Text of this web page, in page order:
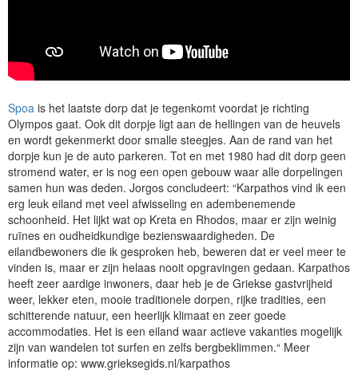
Spoa is het laatste dorp dat je tegenkomt voordat je richting
Olympos gaat. Ook dit dorpje ligt aan de hellingen van de heuvels
en wordt gekenmerkt door smalle steegjes. Aan de rand van het
dorpje kun je de auto parkeren. Tot en met 1980 had dit dorp geen
stromend water, er is nog een open gebouw waar alle dorpelingen
samen hun was deden. Jorgos concludeert: “Karpathos vind ik een
erg leuk eiland met veel afwisseling en adembenemende
schoonheid. Het lijkt wat op Kreta en Rhodos, maar er zijn weinig
ruïnes en oudheidkundige bezienswaardigheden. De
eilandbewoners die ik gesproken heb, beweren dat er veel meer te
vinden is, maar er zijn helaas nooit opgravingen gedaan. Karpathos
heeft zeer aardige inwoners, daar heb je de Griekse gastvrijheid
weer, lekker eten, mooie traditionele dorpen, rijke tradities, een
schitterende natuur, een heerlijk klimaat en zeer goede
accommodaties. Het is een eiland waar actieve vakanties mogelijk
zijn van wandelen tot surfen en zelfs bergbeklimmen.“ Meer
informatie op: www.grieksegids.nl/karpathos